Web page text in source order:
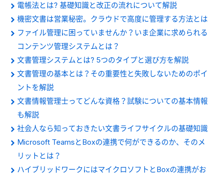
電帳法とは? 基礎知識と改正の流れについて解説
機密文書は営業秘密。クラウドで高度に管理する方法とは
ファイル管理に困っていませんか？いま企業に求められる
コンテンツ管理システムとは？
文書管理システムとは? 5つのタイプと選び方を解説
文書管理の基本とは？その重要性と失敗しないためのポイ
ントを解説
文書情報管理士ってどんな資格？試験についての基本情報
も解説
社会人なら知っておきたい文書ライフサイクルの基礎知識
Microsoft TeamsとBoxの連携で何ができるのか、そのメ
リットとは？
ハイブリッドワークにはマイクロソフトとBoxの連携がお